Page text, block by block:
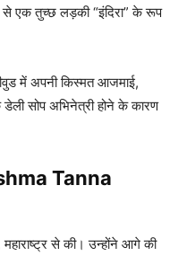
से एक तुच्छ लड़की “इंदिरा” के रूप
में अपनी किस्मत आजमाई,
सोप अभिनेत्री होने के कारण
Tanna
से की। उन्होंने आगे की